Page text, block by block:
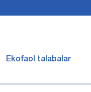
Ekofaol talabalar